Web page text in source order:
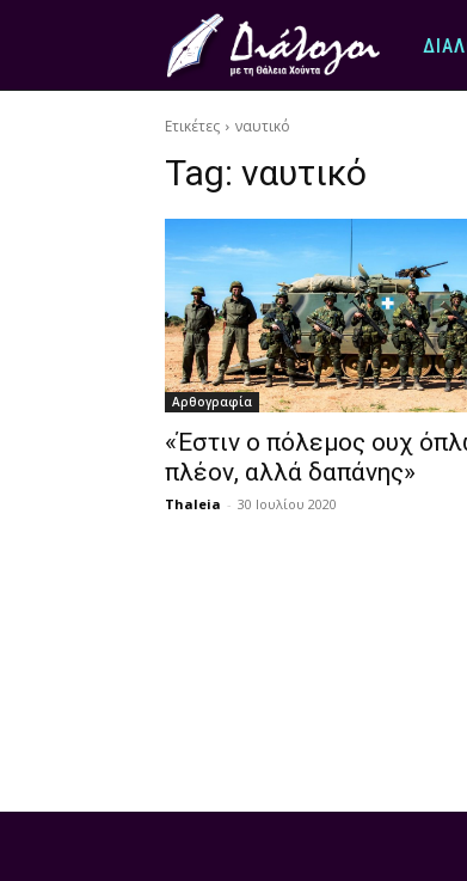
Ετικέτες ναυτικό
Tag: ναυτικό
Αρθογραφία
«Έστιν ο πόλεμος ουχ
πλέον, αλλά δαπάνης»
Thaleia - 30 Ιουλίου 2020